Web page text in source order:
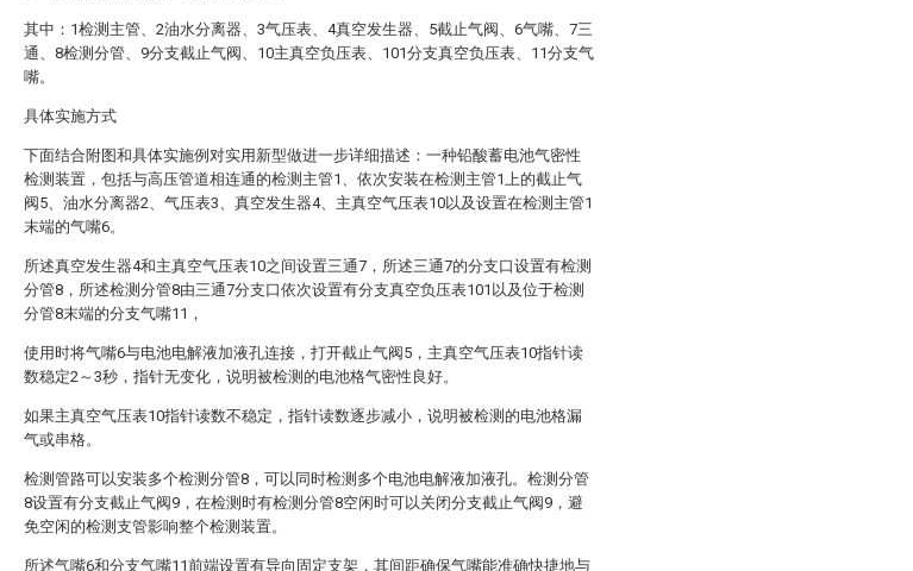
其中：1检测主管、2油水分离器、3气压表、4真空发生器、5截止气阀、6气嘴、7三
通、8检测分管、9分支截止气阀、10主真空负压表、101分支真空负压表、11分支气
嘴。
具体实施方式
下面结合附图和具体实施例对实用新型做进一步详细描述：一种铅酸蓄电池气密性
检测装置，包括与高压管道相连通的检测主管1、依次安装在检测主管1上的截止气
阀5、油水分离器2、气压表3、真空发生器4、主真空气压表10以及设置在检测主管1
末端的气嘴6。
所述真空发生器4和主真空气压表10之间设置三通7，所述三通7的分支口设置有检测
分管8，所述检测分管8由三通7分支口依次设置有分支真空负压表101以及位于检测
分管8末端的分支气嘴11，
使用时将气嘴6与电池电解液加液孔连接，打开截止气阀5，主真空气压表10指针读
数稳定2～3秒，指针无变化，说明被检测的电池格气密性良好。
如果主真空气压表10指针读数不稳定，指针读数逐步减小，说明被检测的电池格漏
气或串格。
检测管路可以安装多个检测分管8，可以同时检测多个电池电解液加液孔。检测分管
8设置有分支截止气阀9，在检测时有检测分管8空闲时可以关闭分支截止气阀9，避
免空闲的检测支管影响整个检测装置。
所述气嘴6和分支气嘴11前端设置有导向固定支架，其间距确保气嘴能准确快捷地与